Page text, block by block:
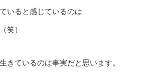
いると感じているのは
笑）
きているのは事実だと思います。